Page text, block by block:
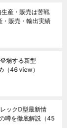
生産・販売は苦戦
・販売・輸出実績
場する新型
（46 view）
ックD型最新情
噂を徹底解説 （45